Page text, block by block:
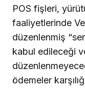
POS fişleri,
faaliyetlerinde
düzenlenmiş
kabul edileceği
ödemeler